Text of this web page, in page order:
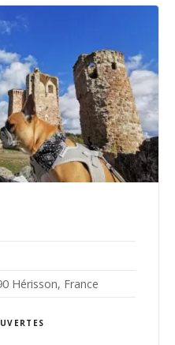
Hérisson, France